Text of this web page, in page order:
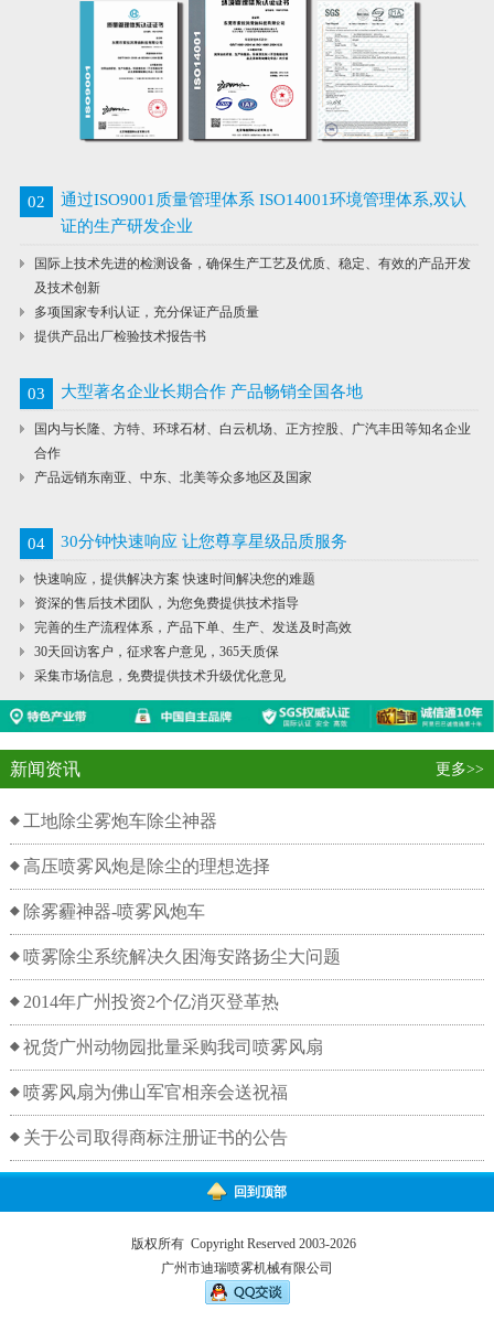
02
通过ISO9001质量管理体系 ISO14001环境管理体系,双认
证的生产研发企业
国际上技术先进的检测设备，确保生产工艺及优质、稳定、有效的产品开发
及技术创新
多项国家专利认证，充分保证产品质量
提供产品出厂检验技术报告书
03 大型著名企业长期合作 产品畅销全国各地
国内与长隆、方特、环球石材、白云机场、正方控股、广汽丰田等知名企业
合作
产品远销东南亚、中东、北美等众多地区及国家
04 30分钟快速响应 让您尊享星级品质服务
快速响应，提供解决方案 快速时间解决您的难题
资深的售后技术团队，为您免费提供技术指导
完善的生产流程体系，产品下单、生产、发送及时高效
30天回访客户，征求客户意见，365天质保
采集市场信息，免费提供技术升级优化意见
新闻资讯 更多>>
工地除尘雾炮车除尘神器
高压喷雾风炮是除尘的理想选择
除雾霾神器-喷雾风炮车
喷雾除尘系统解决久困海安路扬尘大问题
2014年广州投资2个亿消灭登革热
祝货广州动物园批量采购我司喷雾风扇
喷雾风扇为佛山军官相亲会送祝福
关于公司取得商标注册证书的公告
回到顶部
版权所有 Copyright Reserved 2003-2026
广州市迪瑞喷雾机械有限公司